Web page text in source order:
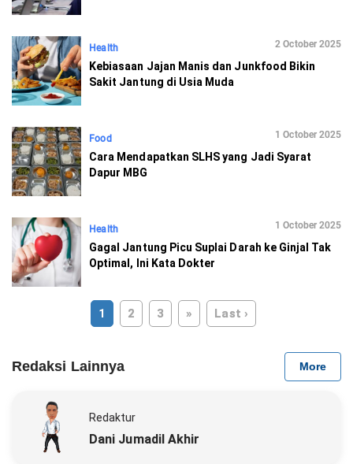
Health 2 October 2025
Kebiasaan Jajan Manis dan Junkfood Bikin
Sakit Jantung di Usia Muda
Food 1 October 2025
Cara Mendapatkan SLHS yang Jadi Syarat
Dapur MBG
Health 1 October 2025
Gagal Jantung Picu Suplai Darah ke Ginjal Tak
Optimal, Ini Kata Dokter
1 2 3 » Last ›
Redaksi Lainnya More
Redaktur
Dani Jumadil Akhir